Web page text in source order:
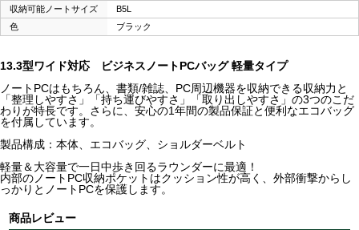
収納可能ノートサイズ
B5L
色
ブラック
13.3型ワイド対応 ビジネスノートPCバッグ 軽量タイプ
ノートPCはもちろん、書類/雑誌、PC周辺機器を収納できる収納力と
「整理しやすさ」「持ち運びやすさ」「取り出しやすさ」の3つのこだ
わりが特長です。さらに、安心の1年間の製品保証と便利なエコバッグ
を付属しています。
製品構成：本体、エコバッグ、ショルダーベルト
軽量＆大容量で一日中歩き回るラウンダーに最適！
内部のノートPC収納ポケットはクッション性が高く、外部衝撃からし
っかりとノートPCを保護します。
商品レビュー